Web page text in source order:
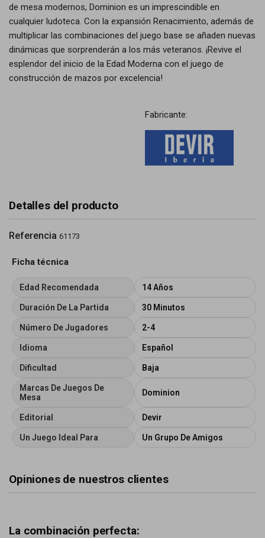
de mesa modernos, Dominion es un imprescindible en
cualquier ludoteca. Con la expansión Renacimiento, además de
multiplicar las combinaciones del juego base se añaden nuevas
dinámicas que sorprenderán a los más veteranos. ¡Revive el
esplendor del inicio de la Edad Moderna con el juego de
construcción de mazos por excelencia!
Fabricante:
Detalles del producto
Referencia 61173
Ficha técnica
Edad Recomendada 14 Años
Duración De La Partida 30 Minutos
Número De Jugadores 2-4
Idioma Español
Dificultad Baja
Marcas De Juegos De
Mesa
Dominion
Editorial Devir
Un Juego Ideal Para Un Grupo De Amigos
Opiniones de nuestros clientes
La combinación perfecta: